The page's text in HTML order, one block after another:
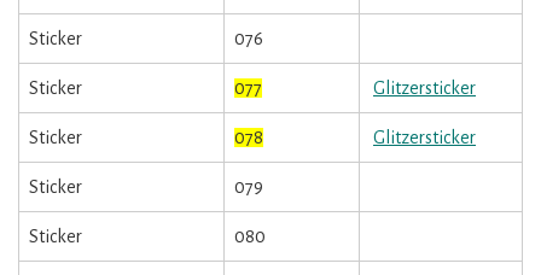
Sticker 076
Sticker 077 Glitzersticker
Sticker 078 Glitzersticker
Sticker 079
Sticker 080